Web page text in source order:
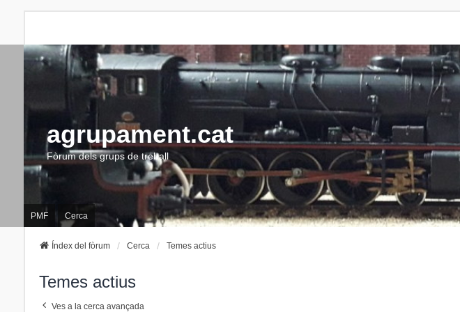
agrupament.cat
Fòrum dels grups de treball
PMF Cerca
Índex del fòrum Cerca Temes actius
Temes actius
Ves a la cerca avançada